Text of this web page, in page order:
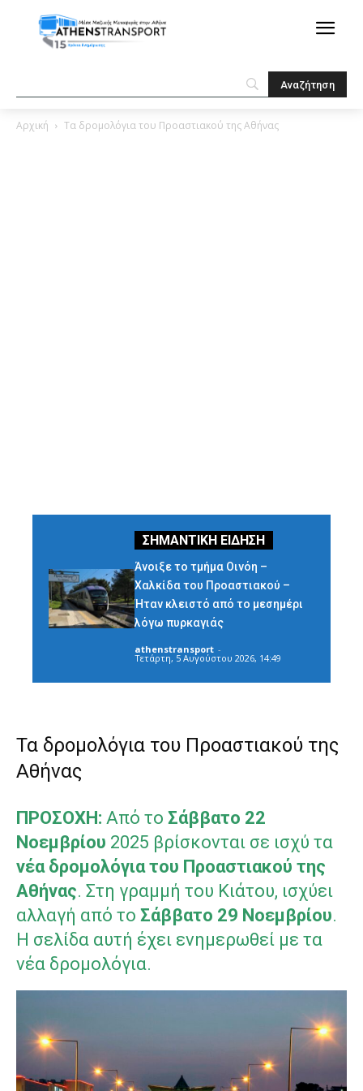
Αρχική Τα δρομολόγια του Προαστιακού της Αθήνας
Τα δρομολόγια του Προαστιακού της
Αθήνας
ΠΡΟΣΟΧΗ: Από το Σάββατο 22
Νοεμβρίου 2025 βρίσκονται σε ισχύ τα
νέα δρομολόγια του Προαστιακού της
Αθήνας. Στη γραμμή του Κιάτου, ισχύει
αλλαγή από το Σάββατο 29 Νοεμβρίου.
Η σελίδα αυτή έχει ενημερωθεί με τα
νέα δρομολόγια.
Άνοιξε το τμήμα Οινόη –
Χαλκίδα του Προαστιακού –
Ήταν κλειστό από το μεσημέρι
λόγω πυρκαγιάς
athenstransport -
Τετάρτη, 5 Αυγούστου 2026, 14:49